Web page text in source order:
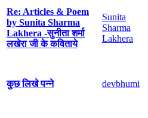
Re: Articles & Poem
by Sunita Sharma
Lakhera -सुनीता शर्मा
लखेरा जी के कविताये
Sunita
Sharma
Lakhera
कुछ लिखे पन्ने devbhumi